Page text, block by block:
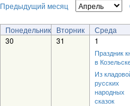
Предыдущий месяц
Понедельник Вторник Среда
30
31 1
Праздник
в
Из
русских
народных
сказок